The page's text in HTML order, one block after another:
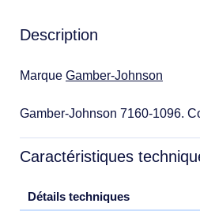
Description
Marque Gamber-Johnson
Gamber-Johnson 7160-1096.
Caractéristiques
Détails techniques